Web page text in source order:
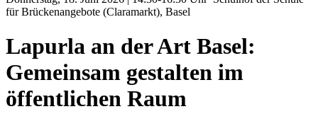
für Brückenangebote (Claramarkt), Basel
Lapurla an der Art Basel:
Gemeinsam gestalten im
öffentlichen Raum